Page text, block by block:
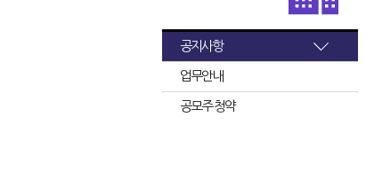
공지사항
업무안내
공모주 청약